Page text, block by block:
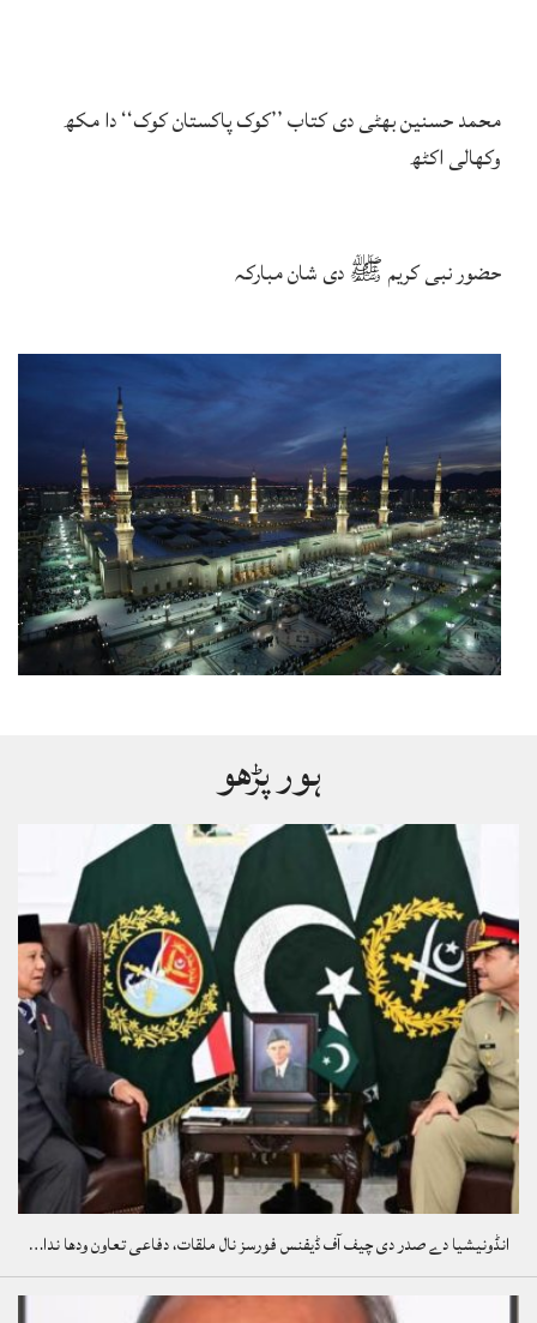
محمد حسنین بھٹی دی کتاب ’’کوک پاکستان کوک‘‘ دا مکھ
وکھالی اکٹھ
حضور نبی کریم ﷺ دی شان مبارکہ
ہور پڑھو
انڈونیشیا دے صدر دی چیف آف ڈیفنس فورسز نال ملقات، دفاعی تعاون ودھا ندا…